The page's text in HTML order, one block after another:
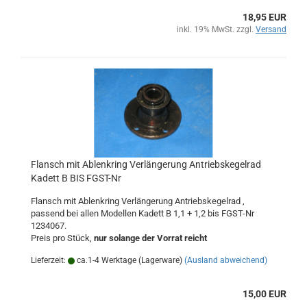
18,95 EUR
inkl. 19% MwSt. zzgl. Versand
Flansch mit Ablenkring Verlängerung Antriebskegelrad
Kadett B BIS FGST-Nr
Flansch mit Ablenkring Verlängerung Antriebskegelrad ,
passend bei allen Modellen Kadett B 1,1 + 1,2 bis FGST-Nr
1234067.
Preis pro Stück, nur solange der Vorrat reicht
Lieferzeit: ca.1-4 Werktage (Lagerware) (Ausland abweichend)
15,00 EUR